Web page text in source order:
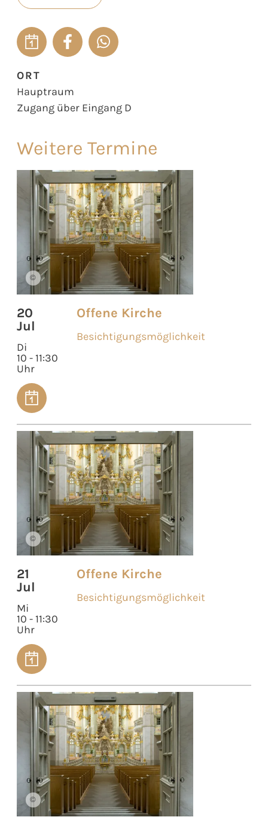
ORT
Hauptraum
Zugang über Eingang D
Weitere Termine
©
20
Jul
Di
10 - 11:30
Uhr
Offene Kirche
Besichtigungsmöglichkeit
©
21
Jul
Mi
10 - 11:30
Uhr
Offene Kirche
Besichtigungsmöglichkeit
©